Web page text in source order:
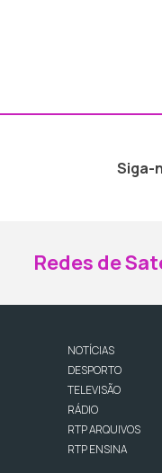
Siga-
Redes de
NOTÍCIAS
DESPORTO
TELEVISÃO
RÁDIO
RTP ARQUIVOS
RTP ENSINA